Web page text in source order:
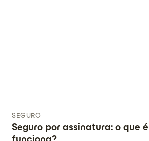
SEGURO
Seguro por assinatura: o que